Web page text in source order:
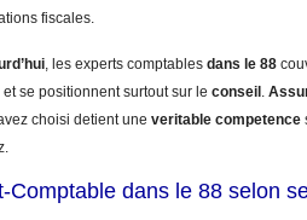
fiscales.
, les experts comptables dans le 88
et se positionnent surtout sur le conseil .
choisi detient une veritable competence
Comptable dans le 88 selon